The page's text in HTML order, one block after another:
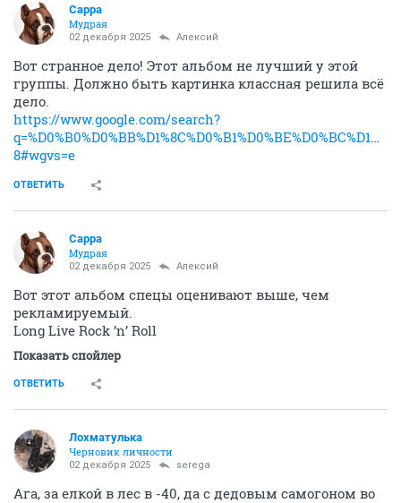
Сарра
Мудрая
02 декабря 2025 Алексий
Вот странное дело! Этот альбом не лучший у этой
группы. Должно быть картинка классная решила всё
дело.
https://www.google.com/search?
8#wgvs=e
ОТВЕТИТЬ
Сарра
Мудрая
02 декабря 2025 Алексий
Вот этот альбом спецы оценивают выше, чем
рекламируемый.
Long Live Rock ’n’ Roll
Показать спойлер
ОТВЕТИТЬ
Лохматулька
Черновик личности
02 декабря 2025 serega
Ага, за елкой в лес в -40, да с дедовым самогоном во